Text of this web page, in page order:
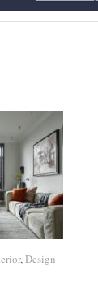
,Design
Design